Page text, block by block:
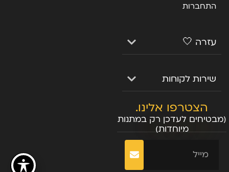
התחברות
עזרה 🤍
שירות לקוחות
הצטרפו אלינו.
(מבטיחים לעדכן רק במתנות
מיוחדות)
שליחה